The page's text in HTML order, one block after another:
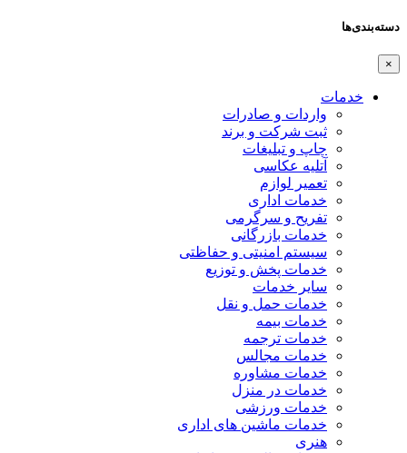
دسته‌بندی‌ها
×
خدمات
واردات و صادرات
ثبت شرکت و برند
چاپ و تبلیغات
آتلیه عکاسی
تعمیر لوازم
خدمات اداری
تفریح و سرگرمی
خدمات بازرگانی
سیستم امنیتی و حفاظتی
خدمات پخش و توزیع
سایر خدمات
خدمات حمل و نقل
خدمات بیمه
خدمات ترجمه
خدمات مجالس
خدمات مشاوره
خدمات در منزل
خدمات ورزشی
خدمات ماشین های اداری
هنری